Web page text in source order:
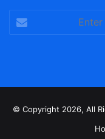
your
© Copyright 2026, All